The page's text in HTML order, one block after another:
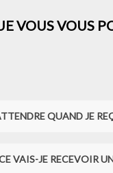
VOUS VOUS
QUAND JE
VAIS-JE RECEVOIR